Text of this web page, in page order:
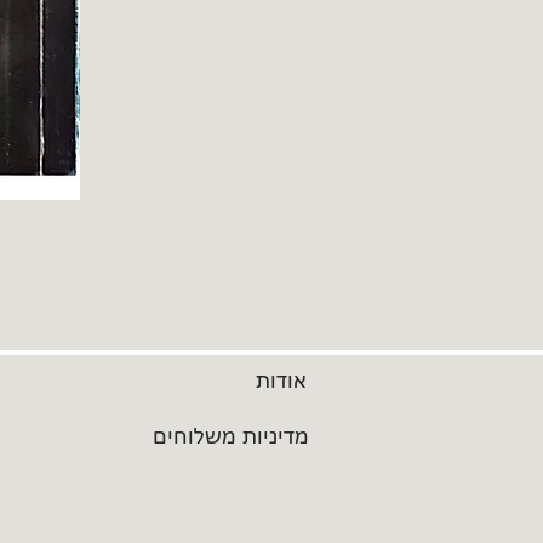
אודות
מדיניות משלוחים